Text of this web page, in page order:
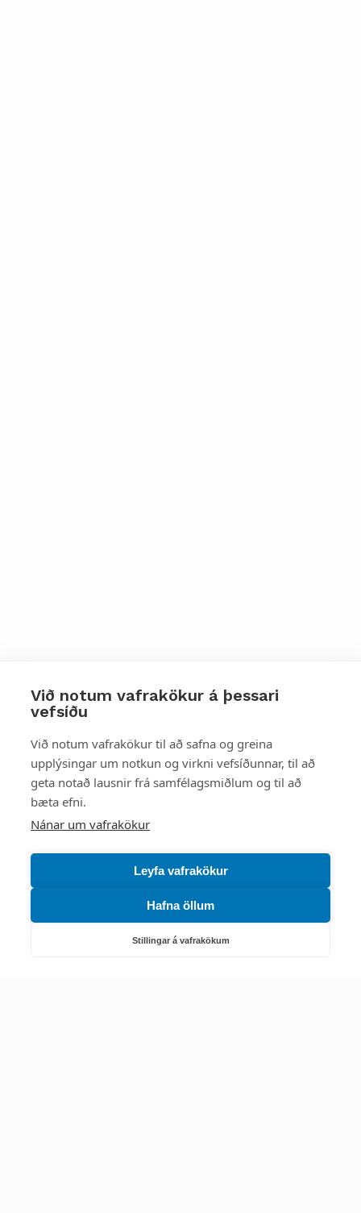
Við notum vafrakökur á þessari
vefsíðu
Við notum vafrakökur til að safna og greina
upplýsingar um notkun og virkni vefsíðunnar, til að
geta notað lausnir frá samfélagsmiðlum og til að
bæta efni.
Nánar um vafrakökur
Leyfa vafrakökur
Hafna öllum
Stillingar á vafrakökum
Styttu þér leið
Mest skoðað
Starfsstöðvar
Náttúruverndarstofnun
Veiðimál, friðlýst svæði, landvarsla og náttúruvernd